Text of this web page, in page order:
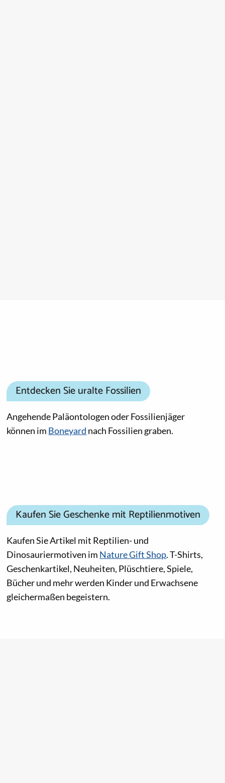
Entdecken Sie uralte Fossilien
Angehende Paläontologen oder Fossilienjäger
können im Boneyard nach Fossilien graben.
Kaufen Sie Geschenke mit Reptilienmotiven
Kaufen Sie Artikel mit Reptilien- und
Dinosauriermotiven im Nature Gift Shop. T-Shirts,
Geschenkartikel, Neuheiten, Plüschtiere, Spiele,
Bücher und mehr werden Kinder und Erwachsene
gleichermaßen begeistern.